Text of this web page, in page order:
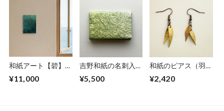
和紙アート【碧】
¥11,000
吉野和紙の名刺入れ
¥5,500
和紙のピアス（羽）
¥2,420